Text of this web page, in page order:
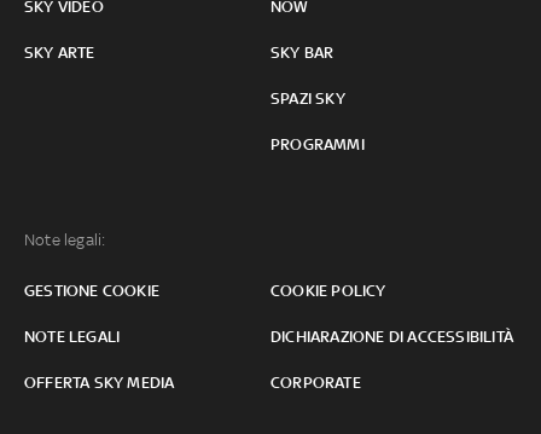
SKY VIDEO
SKY ARTE
NOW
SKY BAR
SPAZI SKY
PROGRAMMI
Note legali:
GESTIONE COOKIE COOKIE POLICY
NOTE LEGALI DICHIARAZIONE DI ACCESSIBILITÀ
OFFERTA SKY MEDIA CORPORATE